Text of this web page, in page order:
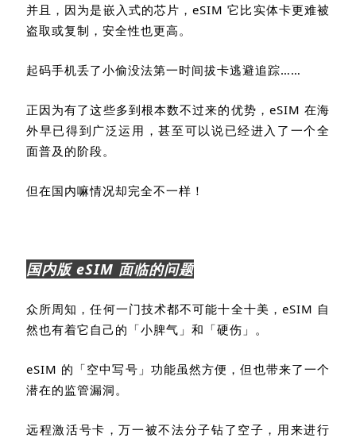
并且，因为是嵌入式的芯片，eSIM它比实体卡更难被
盗取或复制，安全性也更高。
起码手机丢了小偷没法第一时间拔卡逃避追踪……
正因为有了这些多到根本数不过来的优势， eSIM 在海
外早已得到广泛运用，甚至可以说已经进入了一个全
面普及的阶段。
但在国内嘛情况却完全不一样！
国内版 eSIM 面临的问题
众所周知，任何一门技术都不可能十全十美， eSIM 自
然也有着它自己的「小脾气」和「硬伤」。
eSIM 的「空中写号」功能虽然方便，但也带来了一个
潜在的监管漏洞。
远程激活号卡，万一被不法分子钻了空子，用来进行